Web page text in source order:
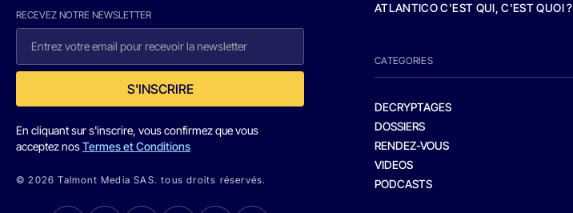
RECEVEZ NOTRE NEWSLETTER
S'INSCRIRE
En cliquant sur s'inscrire, vous confirmez que vous
acceptez nosTermes et Conditions
© 2026 Talmont Media SAS. tous droits réservés.
ATLANTICO C'EST QUI, C'EST QUOI ?
CATEGORIES
DECRYPTAGES
DOSSIERS
RENDEZ-VOUS
VIDEOS
PODCASTS